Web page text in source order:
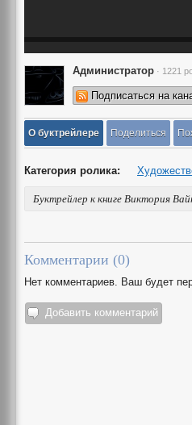
Администратор · 1221
Подписаться на
О буктрейлере Поделиться
Категория ролика:
Буктрейлер к книге Виктория
Комментарии (0)
Нет комментариев. Ваш будет
Добавить комментарий